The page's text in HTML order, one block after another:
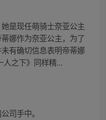
是现任萌骑士奈亚公主
娜作为奈亚公主，为了
有确切信息表明帝蒂娜
人之下》同样精...
司手中。